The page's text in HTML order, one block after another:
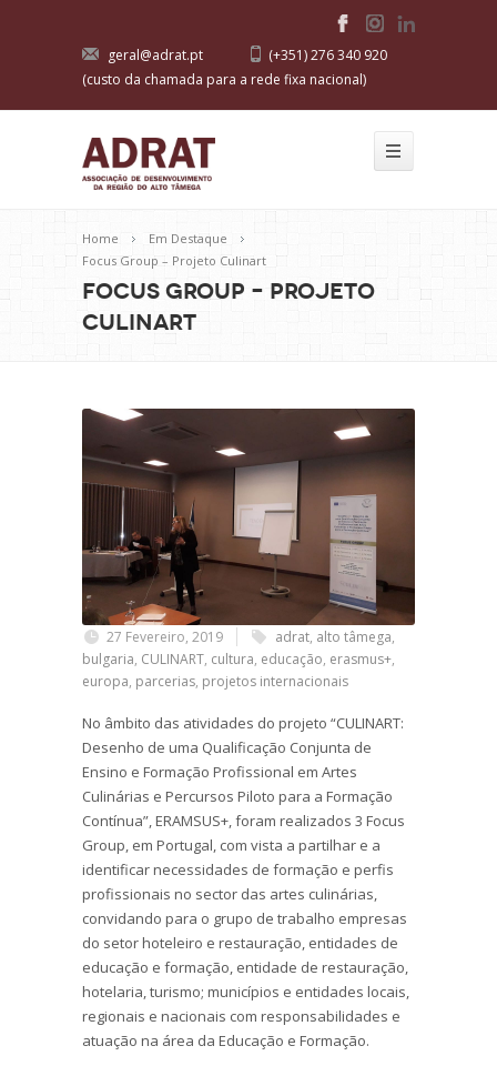
geral@adrat.pt
(+351) 276 340 920
(custo da chamada para a rede fixa nacional)
Home
Em Destaque
Focus Group – Projeto Culinart
Focus Group – Projeto
Culinart
27 Fevereiro, 2019 adrat, alto tâmega,
bulgaria, CULINART, cultura, educação, erasmus+,
europa, parcerias, projetos internacionais
No âmbito das atividades do projeto “CULINART:
Desenho de uma Qualificação Conjunta de
Ensino e Formação Profissional em Artes
Culinárias e Percursos Piloto para a Formação
Contínua”, ERAMSUS+, foram realizados 3 Focus
Group, em Portugal, com vista a partilhar e a
identificar necessidades de formação e perfis
profissionais no sector das artes culinárias,
convidando para o grupo de trabalho empresas
do setor hoteleiro e restauração, entidades de
educação e formação, entidade de restauração,
hotelaria, turismo; municípios e entidades locais,
regionais e nacionais com responsabilidades e
atuação na área da Educação e Formação.